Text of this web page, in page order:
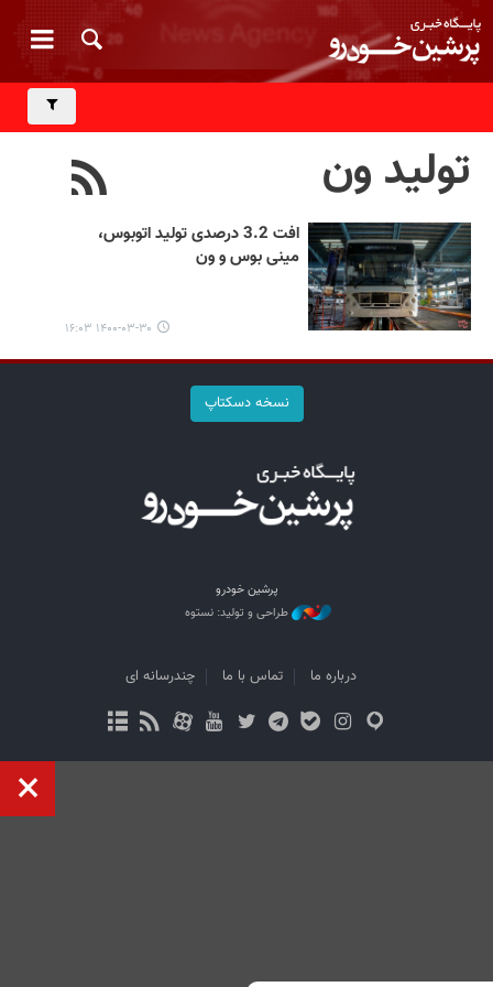
تولید ون
افت 3.2 درصدی تولید اتوبوس،
مینی بوس و ون
۱۴۰۰-۰۳-۳۰ ۱۶:۰۳
نسخه دسکتاپ
پرشین خودرو
طراحی و تولید: نستوه
درباره ما تماس با ما چندرسانه ای